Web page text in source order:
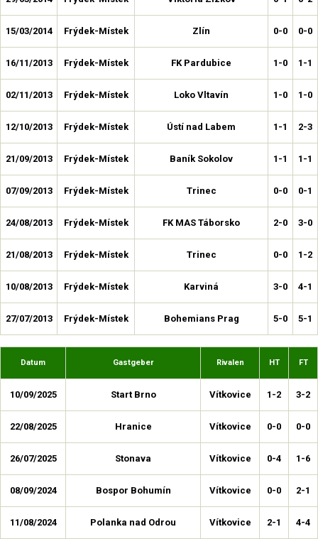
15/03/2014 Frýdek-Místek Zlín 0-0 0-0
16/11/2013 Frýdek-Místek FK Pardubice 1-0 1-1
02/11/2013 Frýdek-Místek Loko Vltavín 1-0 1-0
12/10/2013 Frýdek-Místek Ústí nad Labem 1-1 2-3
21/09/2013 Frýdek-Místek Baník Sokolov 1-1 1-1
07/09/2013 Frýdek-Místek Trinec 0-0 0-1
24/08/2013 Frýdek-Místek FK MAS Táborsko 2-0 3-0
21/08/2013 Frýdek-Místek Trinec 0-0 1-2
10/08/2013 Frýdek-Místek Karviná 3-0 4-1
27/07/2013 Frýdek-Místek Bohemians Prag 5-0 5-1
Datum Gastgeber Rivalen HT FT
10/09/2025 Start Brno Vítkovice 1-2 3-2
22/08/2025 Hranice Vítkovice 0-0 0-0
26/07/2025 Stonava Vítkovice 0-4 1-6
08/09/2024 Bospor Bohumín Vítkovice 0-0 2-1
11/08/2024 Polanka nad Odrou Vítkovice 2-1 4-4